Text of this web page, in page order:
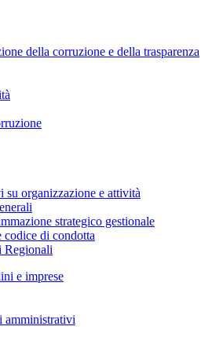
della corruzione e della trasparenza
organizzazione e attività
strategico gestionale
codice di condotta
Regionali
e imprese
amministrativi